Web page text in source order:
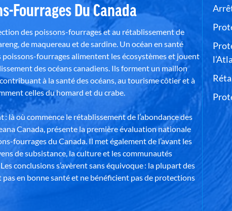
Fourrages Du Canada
des poissons-fourrages et au rétablissement de
de maquereau et de sardine. Un océan en santé
poissons-fourrages alimentent les écosystèmes et jouent
des océans canadiens. Ils forment un maillon
à la santé des océans, au tourisme côtier et à
celles du homard et du crabe.
là où commence le rétablissement de l’abondance des
Canada, présente la première évaluation nationale
fourrages du Canada. Il met également de l’avant les
de subsistance, la culture et les communautés
conclusions s’avèrent sans équivoque : la plupart des
en bonne santé et ne bénéficient pas de protections